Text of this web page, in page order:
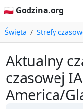
🇵🇱 Godzina.org
Święta Strefy
Aktualny
czasowej
America/